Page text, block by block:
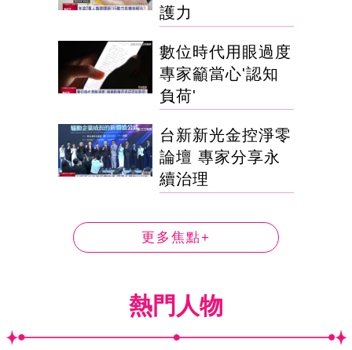
護力
數位時代用眼過度
專家籲當心'認知
負荷'
台新新光金控淨零
論壇 專家分享永
續治理
更多焦點+
熱門人物